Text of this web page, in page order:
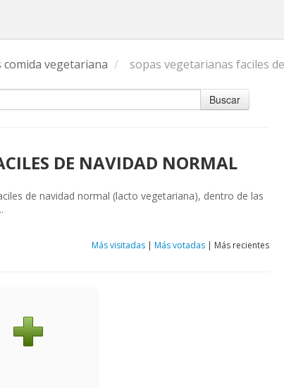
comida vegetariana / sopas vegetarianas faciles
Buscar
DE NAVIDAD NORMAL
de navidad normal (lacto vegetariana), dentro de las
Más visitadas| Más votadas| Más recientes